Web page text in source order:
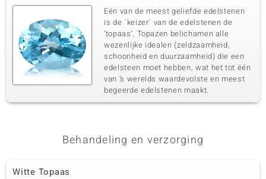
Edelsteen exact
Witte Topaas 4 à 3 mm
Karaatgewicht som
0,713 ct
Slijpvorm
Vierkant trapgeslepen
Zetting
Prong
Herkomst
Nigeria
Vierde edelsteen
Witte Topaas 4 à 3x1,5 mm
Zetting
Eén van de meest geliefde edelstenen
is de ´keizer´ van de edelstenen de
‘topaas’. Topazen belichamen alle
wezenlijke idealen (zeldzaamheid,
schoonheid en duurzaamheid) die een
edelsteen moet hebben, wat het tot één
van ’s werelds waardevolste en meest
begeerde edelstenen maakt.
Behandeling en verzorging
Witte Topaas